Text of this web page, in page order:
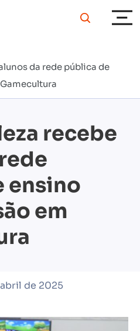
da rede pública de
recebe
ensino
em
de 2025